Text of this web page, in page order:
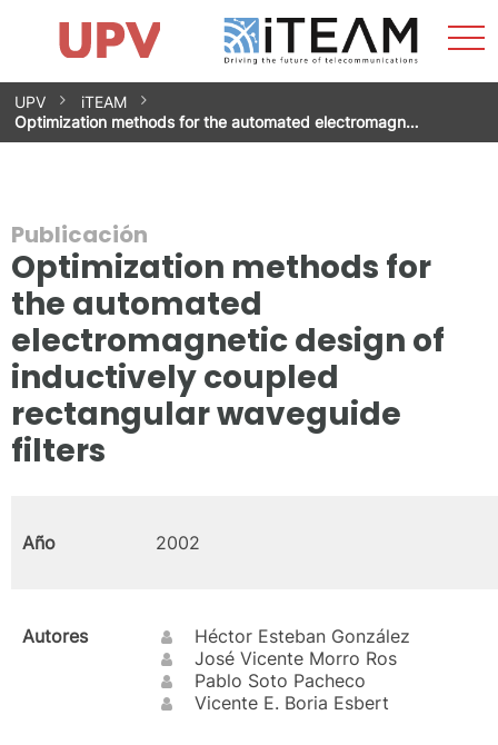
Saltar
contenido
Impacto
Grupos de investigación
Instalaciones
Spin-offs
Contacto
Prácticas
Noticias
Unidad de Igualdad
UPV
iTEAM
Optimization methods for the automated electromagn…
Publicación
Optimization methods for
the automated
electromagnetic design of
inductively coupled
rectangular waveguide
filters
Año 2002
Autores
Héctor Esteban González
José Vicente Morro Ros
Pablo Soto Pacheco
Vicente E. Boria Esbert